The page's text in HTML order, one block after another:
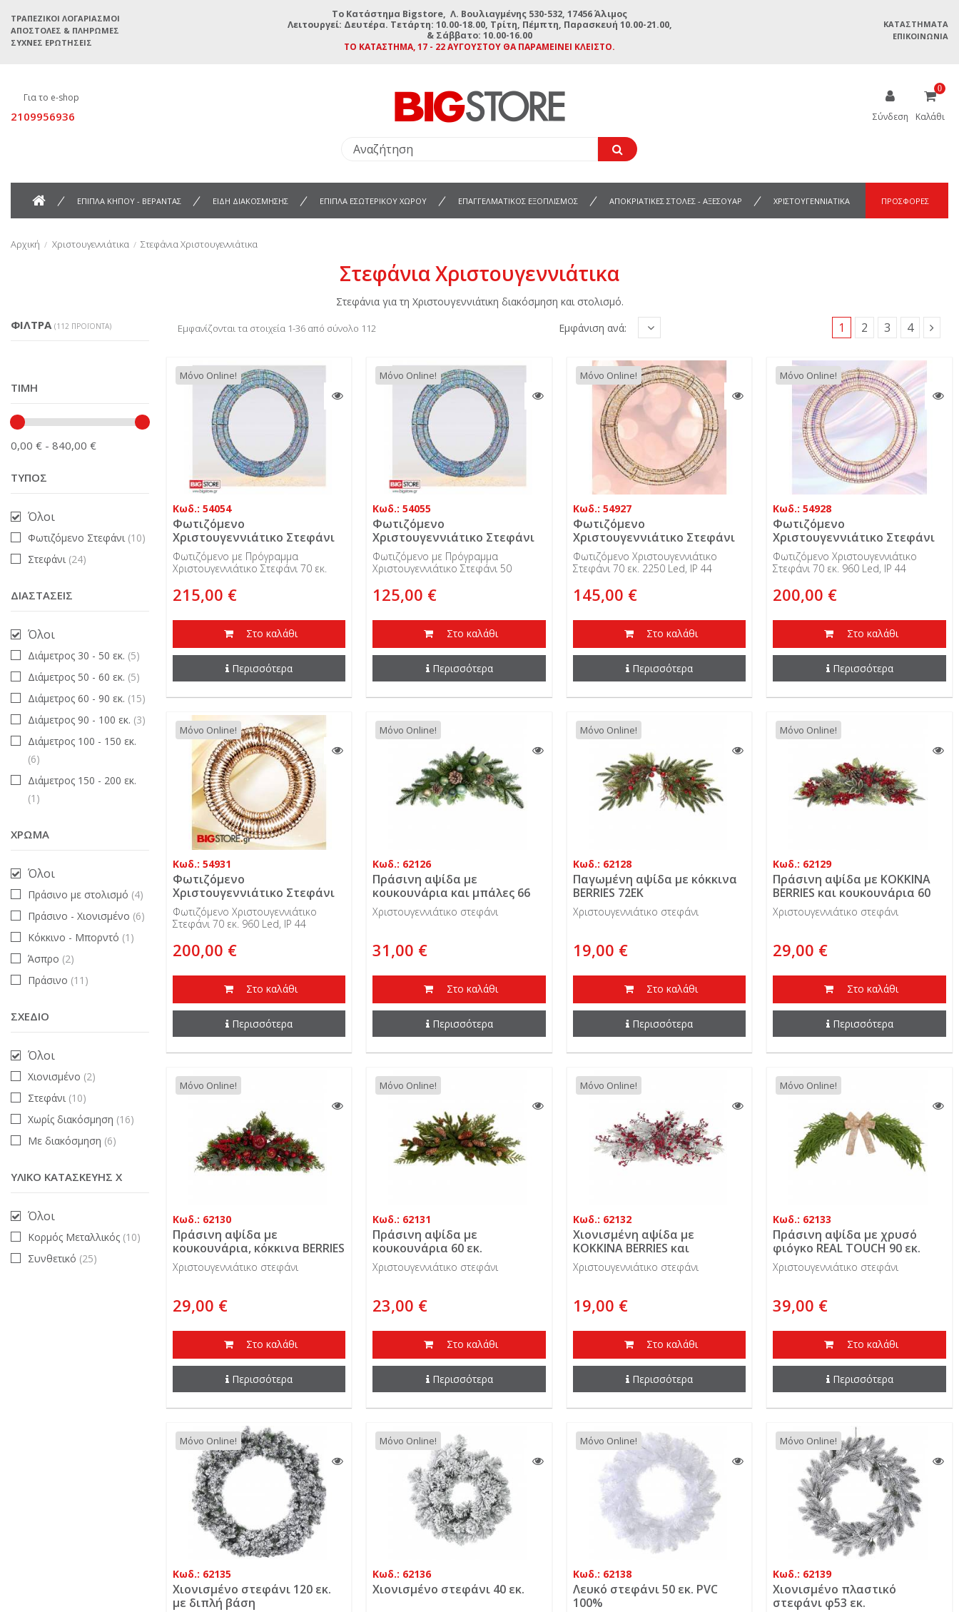
ΤΡΑΠΕΖΙΚΟΊ ΛΟΓΑΡΙΑΣΜΟΊ
ΑΠΟΣΤΟΛΈΣ & ΠΛΗΡΩΜΈΣ
ΣΥΧΝΈΣ ΕΡΩΤΉΣΕΙΣ
To Κατάστημα Bigstore, Λ. Βουλιαγμένης 530-532, 17456 Άλιμος
Λειτουργεί: Δευτέρα. Τετάρτη: 10.00-18.00, Τρίτη, Πέμπτη, Παρασκευή 10.00-21.00,
& Σάββατο: 10.00-16.00
ΤΟ ΚΑΤΆΣΤΗΜΑ, 17 - 22 ΑΥΓΟΎΣΤΟΥ ΘΑ ΠΑΡΑΜΕΊΝΕΙ ΚΛΕΙΣΤΌ.
ΚΑΤΑΣΤΉΜΑΤΑ
ΕΠΙΚΟΙΝΩΝΊΑ
Για το e-shop
2109956936 Σύνδεση
0
Καλάθι
ΕΠΙΠΛΑ ΚΗΠΟΥ - ΒΕΡΑΝΤΑΣ ΕΙΔΗ ΔΙΑΚΟΣΜΗΣΗΣ ΕΠΙΠΛΑ ΕΣΩΤΕΡΙΚΟΥ ΧΩΡΟΥ ΕΠΑΓΓΕΛΜΑΤΙΚΟΣ ΕΞΟΠΛΙΣΜΟΣ ΑΠΟΚΡΙΑΤΙΚΕΣ ΣΤΟΛΕΣ - ΑΞΕΣΟΥΑΡ ΧΡΙΣΤΟΥΓΕΝΝΙΑΤΙΚΑ ΠΡΟΣΦΟΡΕΣ
Αρχική Χριστουγεννιάτικα Στεφάνια Χριστουγεννιάτικα
Στεφάνια Χριστουγεννιάτικα
Στεφάνια για τη Χριστουγεννιάτικη διακόσμηση και στολισμό.
Εμφανίζονται τα στοιχεία 1-36 από σύνολο 112 Εμφάνιση ανά: 1 2 3 4
Μόνο Online!
Κωδ.: 54054
Φωτιζόμενο
Χριστουγεννιάτικο Στεφάνι
70 εκ. 2250 Led, IP 44
Φωτιζόμενο με Πρόγραμμα
Χριστουγεννιάτικο Στεφάνι 70 εκ.
215,00 €
Στο καλάθι
Περισσότερα
Μόνο Online!
Κωδ.: 54055
Φωτιζόμενο
Χριστουγεννιάτικο Στεφάνι
50 εκ. 1250 Led, IP 44
Φωτιζόμενο με Πρόγραμμα
Χριστουγεννιάτικο Στεφάνι 50
χώρου
125,00 €
Στο καλάθι
Περισσότερα
Μόνο Online!
Κωδ.: 54927
Φωτιζόμενο
Χριστουγεννιάτικο Στεφάνι
70 εκ. 2250 Led, IP 44
Φωτιζόμενο Χριστουγεννιάτικο
Στεφάνι 70 εκ. 2250 Led, IP 44
145,00 €
Στο καλάθι
Περισσότερα
Μόνο Online!
Κωδ.: 54928
Φωτιζόμενο
Χριστουγεννιάτικο Στεφάνι
70 εκ. 960 Led, IP 44
Φωτιζόμενο Χριστουγεννιάτικο
Στεφάνι 70 εκ. 960 Led, IP 44
200,00 €
Στο καλάθι
Περισσότερα
Μόνο Online!
Κωδ.: 54931
Φωτιζόμενο
Χριστουγεννιάτικο Στεφάνι
70 εκ. 960 Led, IP 44
Φωτιζόμενο Χριστουγεννιάτικο
Στεφάνι 70 εκ. 960 Led, IP 44
200,00 €
Στο καλάθι
Περισσότερα
Μόνο Online!
Κωδ.: 62126
Πράσινη αψίδα με
κουκουνάρια και μπάλες 66
εκ.
Χριστουγεννιάτικο στεφάνι
31,00 €
Στο καλάθι
Περισσότερα
Μόνο Online!
Κωδ.: 62128
Παγωμένη αψίδα με κόκκινα
BERRIES 72EK
Χριστουγεννιάτικο στεφάνι
19,00 €
Στο καλάθι
Περισσότερα
Μόνο Online!
Κωδ.: 62129
Πράσινη αψίδα με KOKKINA
BERRIES και κουκουνάρια 60
εκ.
Χριστουγεννιάτικο στεφάνι
29,00 €
Στο καλάθι
Περισσότερα
Μόνο Online!
Κωδ.: 62130
Πράσινη αψίδα με
κουκουνάρια, κόκκινα BERRIES
και ρόδια 60 εκ.
Χριστουγεννιάτικο στεφάνι
29,00 €
Στο καλάθι
Περισσότερα
Μόνο Online!
Κωδ.: 62131
Πράσινη αψίδα με
κουκουνάρια 60 εκ.
Χριστουγεννιάτικο στεφάνι
23,00 €
Στο καλάθι
Περισσότερα
Μόνο Online!
Κωδ.: 62132
Χιονισμένη αψίδα με
KOKKINA BERRIES και
κουκουνάρια 60 εκ.
Χριστουγεννιάτικο στεφάνι
19,00 €
Στο καλάθι
Περισσότερα
Μόνο Online!
Κωδ.: 62133
Πράσινη αψίδα με χρυσό
φιόγκο REAL TOUCH 90 εκ.
Χριστουγεννιάτικο στεφάνι
39,00 €
Στο καλάθι
Περισσότερα
Μόνο Online!
Κωδ.: 62135
Χιονισμένο στεφάνι 120 εκ.
με διπλή βάση
Μόνο Online!
Κωδ.: 62136
Χιονισμένο στεφάνι 40 εκ.
Μόνο Online!
Κωδ.: 62138
Λευκό στεφάνι 50 εκ. PVC
100%
Μόνο Online!
Κωδ.: 62139
Χιονισμένο πλαστικό
στεφάνι φ53 εκ.
ΦΊΛΤΡΑ (112 ΠΡΟΪΌΝΤΑ)
ΤΙΜΉ
0,00 € - 840,00 €
ΤΎΠΟΣ
Όλοι
Φωτιζόμενο Στεφάνι (10)
Στεφάνι (24)
ΔΙΑΣΤΆΣΕΙΣ
Όλοι
Διάμετρος 30 - 50 εκ. (5)
Διάμετρος 50 - 60 εκ. (5)
Διάμετρος 60 - 90 εκ. (15)
Διάμετρος 90 - 100 εκ. (3)
Διάμετρος 100 - 150 εκ.
(6)
Διάμετρος 150 - 200 εκ.
(1)
ΧΡΏΜΑ
Όλοι
Πράσινο με στολισμό (4)
Πράσινο - Χιονισμένο (6)
Κόκκινο - Μπορντό (1)
Άσπρο (2)
Πράσινο (11)
ΣΧΈΔΙΟ
Όλοι
Χιονισμένο (2)
Στεφάνι (10)
Χωρίς διακόσμηση (16)
Με διακόσμηση (6)
ΥΛΙΚΌ ΚΑΤΑΣΚΕΥΉΣ X
Όλοι
Κορμός Μεταλλικός (10)
Συνθετικό (25)